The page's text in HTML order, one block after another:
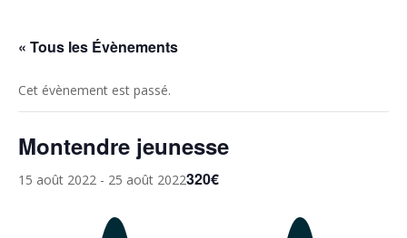
« Tous les Évènements
Cet évènement est passé.
Montendre jeunesse
15 août 2022 - 25 août 2022320€